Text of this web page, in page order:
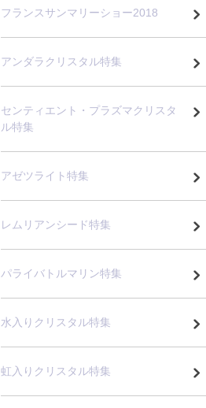
フランスサンマリーショー2018
アンダラクリスタル特集
センティエント・プラズマクリスタ
ル特集
アゼツライト特集
レムリアンシード特集
パライバトルマリン特集
水入りクリスタル特集
虹入りクリスタル特集